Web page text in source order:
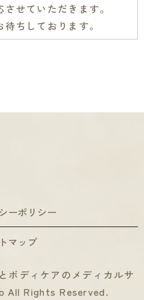
せていただきます。
ちしております。
ーポリシー
マップ
ディケアのメディカルサ
All Rights Reserved.